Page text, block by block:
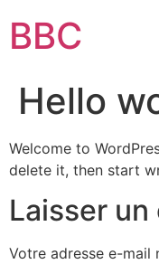
BBC
Hello
Welcome to
delete it, then start
Laisser
Votre adresse e-mail